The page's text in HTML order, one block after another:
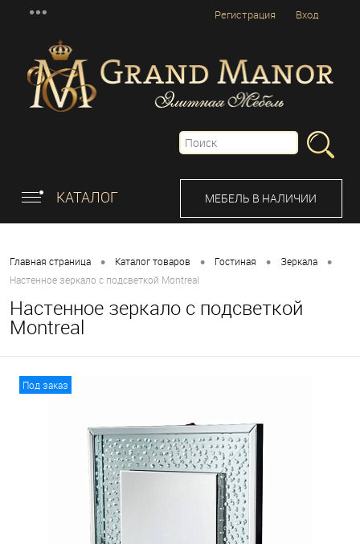
Вход
Регистрация
КАТАЛОГ МЕБЕЛЬ В НАЛИЧИИ
Главная страница • Каталог товаров • Гостиная • Зеркала •
Настенное зеркало с подсветкой Montreal
Настенное зеркало с подсветкой
Montreal
Под заказ